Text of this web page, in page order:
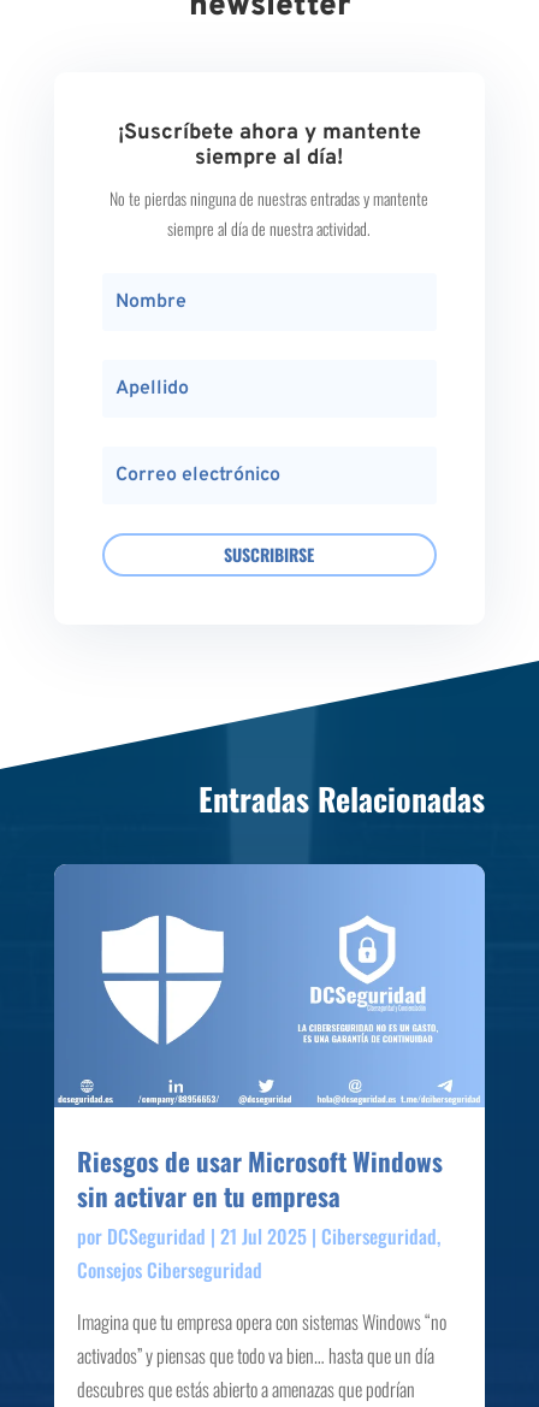
¡Suscríbete ahora y mantente
siempre al día!
No te pierdas ninguna de nuestras entradas y mantente
siempre al día de nuestra actividad.
SUSCRIBIRSE
Entradas Relacionadas
Riesgos de usar Microsoft Windows
sin activar en tu empresa
por DCSeguridad | 21 Jul 2025| Ciberseguridad,
Consejos Ciberseguridad
Imagina que tu empresa opera con sistemas Windows “no
activados” y piensas que todo va bien… hasta que un día
descubres que estás abierto a amenazas que podrían